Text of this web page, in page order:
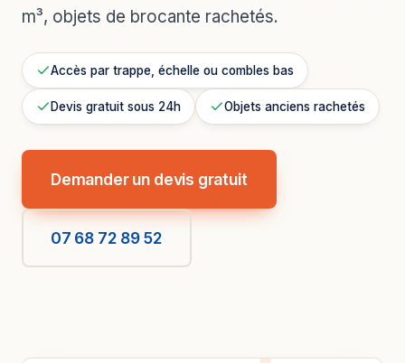
m³, objets de brocante rachetés.
Accès par trappe, échelle ou combles bas
Devis gratuit sous 24h Objets anciens rachetés
Demander un devis gratuit
07 68 72 89 52